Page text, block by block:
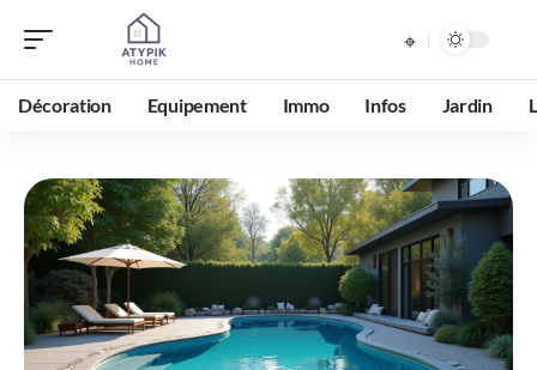
Décoration Equipement Immo Infos Jardin